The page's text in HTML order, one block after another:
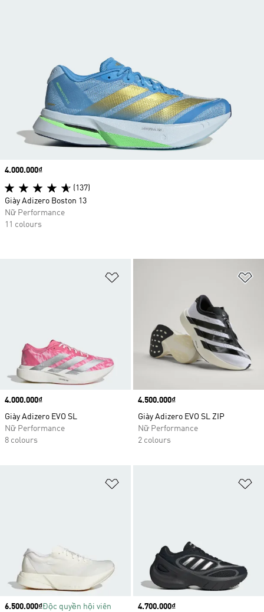
Price
4.000.000₫
Giày Adizero EVO SL
Nữ Performance
8 colours
Price
4.500.000₫
Giày Adizero EVO SL ZIP
Nữ Performance
2 colours
Price
6.500.000₫Độc quyền hội viên
Price
4.700.000₫
Price
4.000.000₫
(137)
Giày Adizero Boston 13
Nữ Performance
11 colours